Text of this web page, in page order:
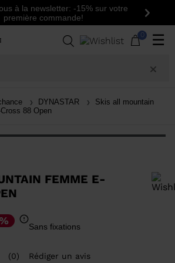
à la newsletter: -15% sur votre
première commande!
0 ☰
DYNASTAR
Skis all mountain
88 Open
FEMME E-
la liste de souhaits, veuillez sélectionner une
Sans fixations
(0) Rédiger un avis